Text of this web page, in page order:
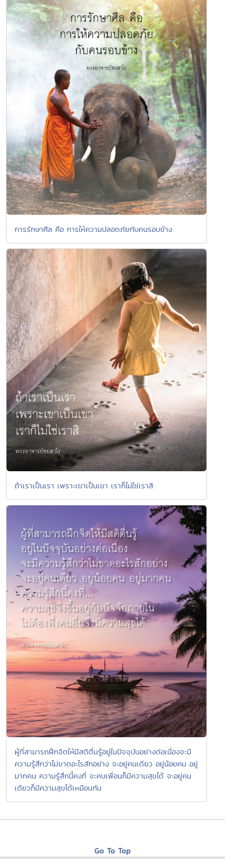
การรักษาศีล คือ การให้ความปลอดภัยกับคนรอบข้าง
ถ้าเราเป็นเรา เพราะเขาเป็นเขา เราก็ไม่ใช่เราสิ
ผู้ที่สามารถฝึกจิตให้มีสติตื่นรู้อยู่ในปัจจุบันอย่างต่อเนื่องจะมี
ความรู้สึกว่าไม่ขาดอะไรสักอย่าง จะอยู่คนเดียว อยู่น้อยคน อยู่
มากคน ความรู้สึกนี้คงที่ จะคบเพื่อนก็มีความสุขได้ จะอยู่คน
เดียวก็มีความสุขได้เหมือนกัน
Go To Top